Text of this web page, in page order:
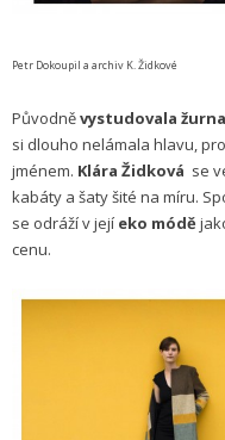
Petr Dokoupil a archiv K. Židkové
Původněvystudovala
si dlouho nelámala hlavu,
jménem. Klára Židková se
kabáty a šaty šité na míru.
se odráží v její eko módě
cenu.